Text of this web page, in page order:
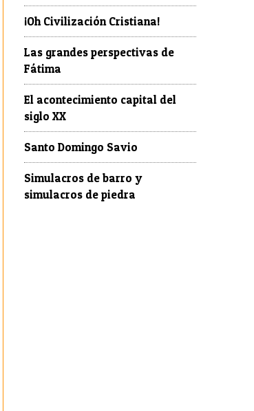
¡Oh Civilización Cristiana!
Las grandes perspectivas de
Fátima
El acontecimiento capital del
siglo XX
Santo Domingo Savio
Simulacros de barro y
simulacros de piedra